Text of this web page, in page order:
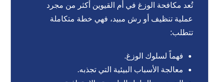
تُعد مكافحة الوزغ في أم القيوين أكثر من مجرد
عملية تنظيف أو رش مبيد، فهي خطة متكاملة
تتطلب:
فهماً لسلوك الوزغ.
معالجة الأسباب البيئية التي تجذبه.